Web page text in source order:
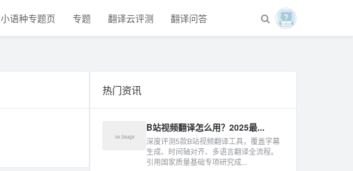
小语种专题页 专题 翻译云评测 翻译问答
热门资讯
B站视频翻译怎么用？2025最...
深度评测5款B站视频翻译工具，覆盖字幕
生成、时间轴对齐、多语言翻译全流程。
引用国家质量基础专项研究成...